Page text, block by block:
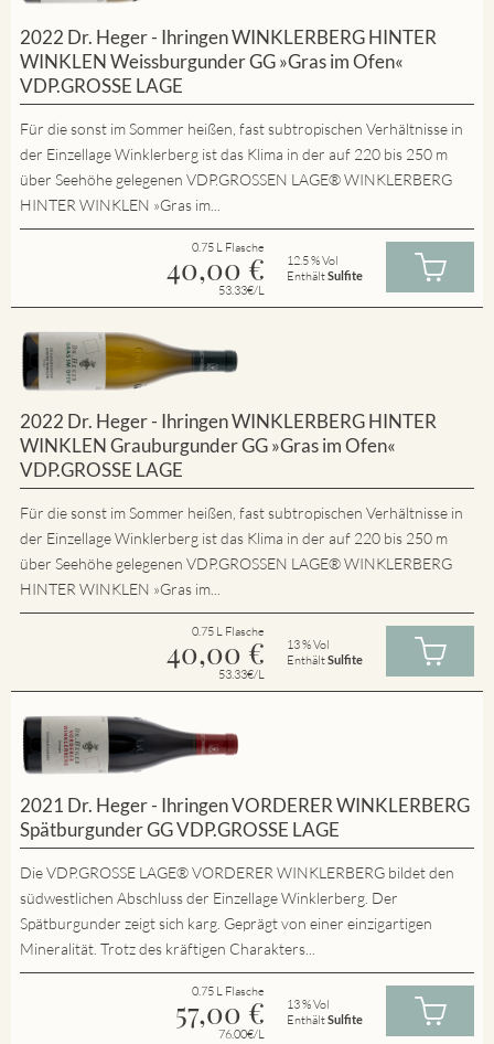
2022 Dr. Heger - Ihringen WINKLERBERG HINTER
WINKLEN Weissburgunder GG »Gras im Ofen«
VDP.GROSSE LAGE
Für die sonst im Sommer heißen, fast subtropischen Verhältnisse in
der Einzellage Winklerberg ist das Klima in der auf 220 bis 250 m
über Seehöhe gelegenen VDP.GROSSEN LAGE® WINKLERBERG
HINTER WINKLEN »Gras im...
0.75 L Flasche
40,00 €
53.33€/L
12.5 % Vol
EnthältSulfite
2022 Dr. Heger - Ihringen WINKLERBERG HINTER
WINKLEN Grauburgunder GG »Gras im Ofen«
VDP.GROSSE LAGE
Für die sonst im Sommer heißen, fast subtropischen Verhältnisse in
der Einzellage Winklerberg ist das Klima in der auf 220 bis 250 m
über Seehöhe gelegenen VDP.GROSSEN LAGE® WINKLERBERG
HINTER WINKLEN »Gras im...
0.75 L Flasche
40,00 €
53.33€/L
13 % Vol
EnthältSulfite
2021 Dr. Heger - Ihringen VORDERER WINKLERBERG
Spätburgunder GG VDP.GROSSE LAGE
Die VDP.GROSSE LAGE® VORDERER WINKLERBERG bildet den
südwestlichen Abschluss der Einzellage Winklerberg. Der
Spätburgunder zeigt sich karg. Geprägt von einer einzigartigen
Mineralität. Trotz des kräftigen Charakters...
0.75 L Flasche
57,00 €
76.00€/L
13 % Vol
EnthältSulfite